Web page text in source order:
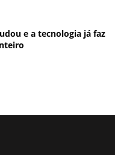
e a tecnologia já faz